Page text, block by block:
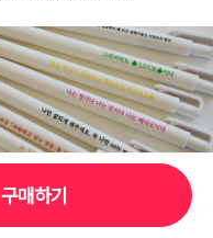
구매하기